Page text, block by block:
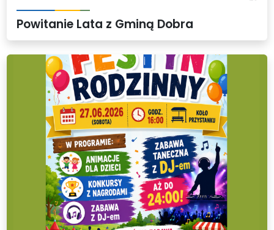
Powitanie Lata z Gminą Dobra